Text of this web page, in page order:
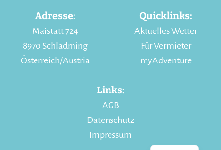
Adresse:
Maistatt 724
8970 Schladming
Österreich/Austria
Quicklinks:
Aktuelles Wetter
Für Vermieter
myAdventure
Links:
AGB
Datenschutz
Impressum